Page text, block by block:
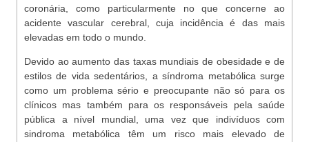
coronária, como particularmente no que concerne ao
acidente vascular cerebral, cuja incidência é das mais
elevadas em todo o mundo.
Devido ao aumento das taxas mundiais de obesidade e de
estilos de vida sedentários, a síndroma metabólica surge
como um problema sério e preocupante não só para os
clínicos mas também para os responsáveis pela saúde
pública a nível mundial, uma vez que indivíduos com
sindroma metabólica têm um risco mais elevado de